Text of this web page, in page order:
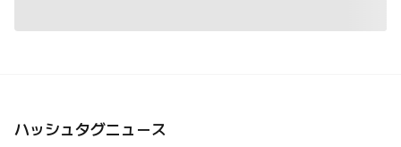
ハッシュタグニュース